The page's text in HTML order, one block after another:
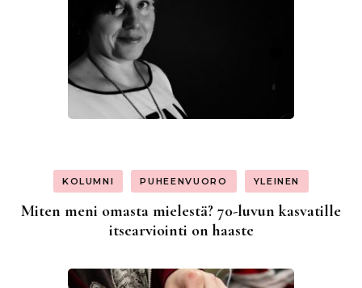
KOLUMNI PUHEENVUORO YLEINEN
Miten meni omasta mielestä? 70-luvun kasvatille
itsearviointi on haaste